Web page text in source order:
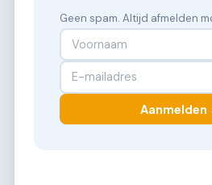
Geen spam. Altijd afmelden
Aanmelden